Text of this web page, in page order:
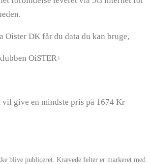
Oister DK får du data du kan bruge,
OiSTER+
vil give en mindste pris på 1674 Kr
blive publiceret. Krævede felter er markeret med